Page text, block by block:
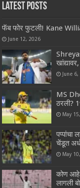
Latest Posts
फॅब फोर फुटली! Kane
June 12, 2026
June
MS
ठरली?
May
चेंडूत
May
कोण आहे
लागली